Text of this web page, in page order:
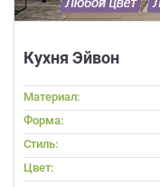
Кухня Эйвон
Материал:
Форма:
Стиль:
Цвет: